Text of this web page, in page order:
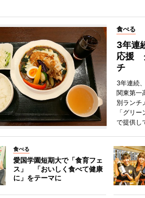
食べる
3年連
応援
チ
3年連続
関東第一
別ランチ
「グリ
で提供し
食べる
愛国学園短期大で「食育フェ
ス」 「おいしく食べて健康
に」をテーマに